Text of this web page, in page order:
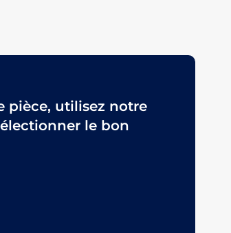
pièce, utilisez notre
le bon